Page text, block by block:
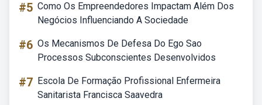
#5 Como Os Empreendedores Impactam Além Dos
Negócios Influenciando A Sociedade
#6 Os Mecanismos De Defesa Do Ego Sao
Processos Subconscientes Desenvolvidos
#7 Escola De Formação Profissional Enfermeira
Sanitarista Francisca Saavedra